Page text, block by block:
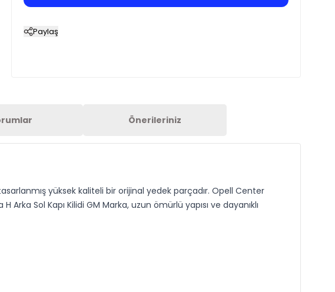
Paylaş
Önerileriniz
yüksek kaliteli bir orijinal yedek parçadır. Opell Center
Sol Kapı Kilidi GM Marka, uzun ömürlü yapısı ve dayanıklı